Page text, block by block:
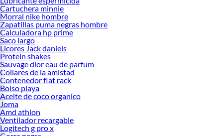
Cartuchera minnie
Morral nike hombre
Zapatillas puma negras hombre
Calculadora hp prime
Saco largo
Licores Jack daniels
Protein shakes
Sauvage dior eau de parfum
Collares de la amistad
Contenedor flat rack
Bolso playa
Aceite de coco organico
Joma
Amd athlon
Ventilador recargable
Logitech g pro x